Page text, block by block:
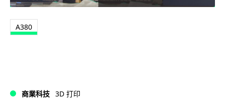
A380
商業科技 3D 打印